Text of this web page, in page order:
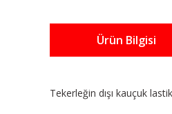
Ürün Bilgisi
Tekerleğin dışı kauçuk